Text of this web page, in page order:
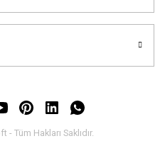
Tüm Hakları Saklıdır.